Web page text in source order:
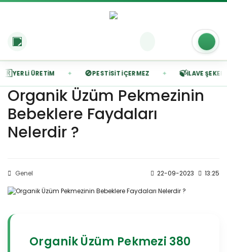
YERLI ÜRETIM PESTISIT İÇERMEZ 🍃İLAVE
Organik Üzüm Pekmezinin
Bebeklere Faydaları
Nelerdir ?
Genel 22-09-2023 13:25
Organik Üzüm Pekmezi 380